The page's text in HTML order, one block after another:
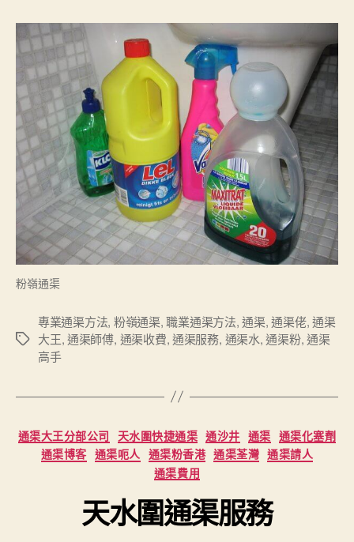
粉嶺通渠
Tags
專業通渠方法, 粉嶺通渠,職業通渠方法,通渠,通渠佬,通渠
大王,通渠師傅, 通渠收費,通渠服務, 通渠水,通渠粉,通渠
高手
Categories
通渠大王分部公司 天水圍快捷通渠 通沙井 通渠 通渠化塞劑
通渠博客 通渠呃人 通渠粉香港 通渠荃灣 通渠請人
通渠費用
天水圍通渠服務